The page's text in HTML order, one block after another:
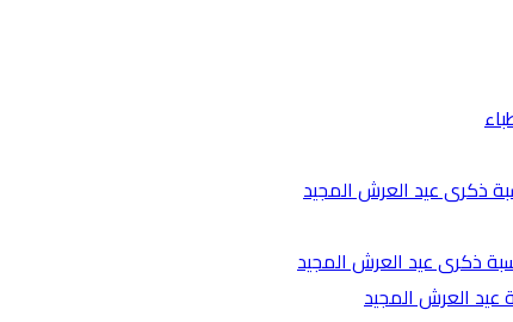
ذكرى عيد العرش المجيد
ذكرى عيد العرش المجيد
عيد العرش المجيد